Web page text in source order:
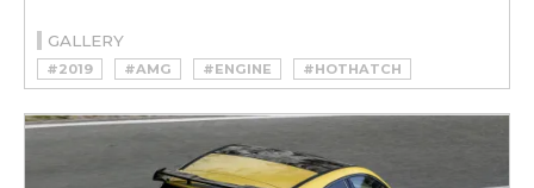
GALLERY
#2019 #AMG #ENGINE
#HOTHATCH
#MERCEDES
#PETROL